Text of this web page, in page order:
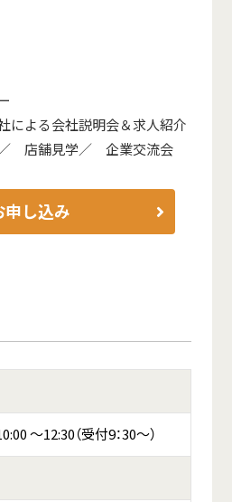
による会社説明会＆求人紹介
店舗見学／ 企業交流会
申し込み
～12:30（受付9：30～）